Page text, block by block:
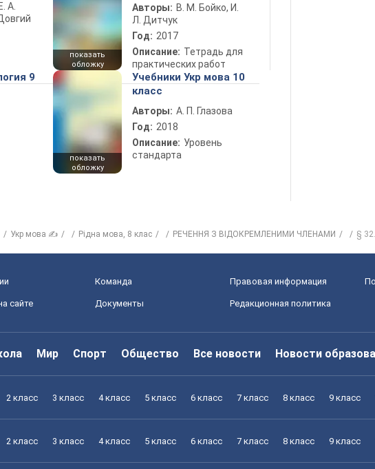
А.
показать
обложку
Авторы: В. М. Бойко, И.
Л. Дитчук
Год: 2017
Описание: Тетрадь для
практических работ
9
показать
обложку
Учебники Укр мова 10
класс
Авторы: А. П. Глазова
Год: 2018
Описание: Уровень
стандарта
Укр мова ✍ Рідна мова, 8 клас РЕЧЕННЯ З ВІДОКРЕМЛЕНИМИ ЧЛЕНАМИ §
Команда Правовая информация
сайте Документы Редакционная политика
Мир Спорт Общество Все новости Новости
2 класс 3 класс 4 класс 5 класс 6 класс 7 класс 8 класс 9 класс
2 класс 3 класс 4 класс 5 класс 6 класс 7 класс 8 класс 9 класс